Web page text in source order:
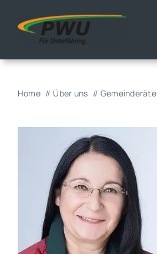
Home Über uns Gemeinderäte